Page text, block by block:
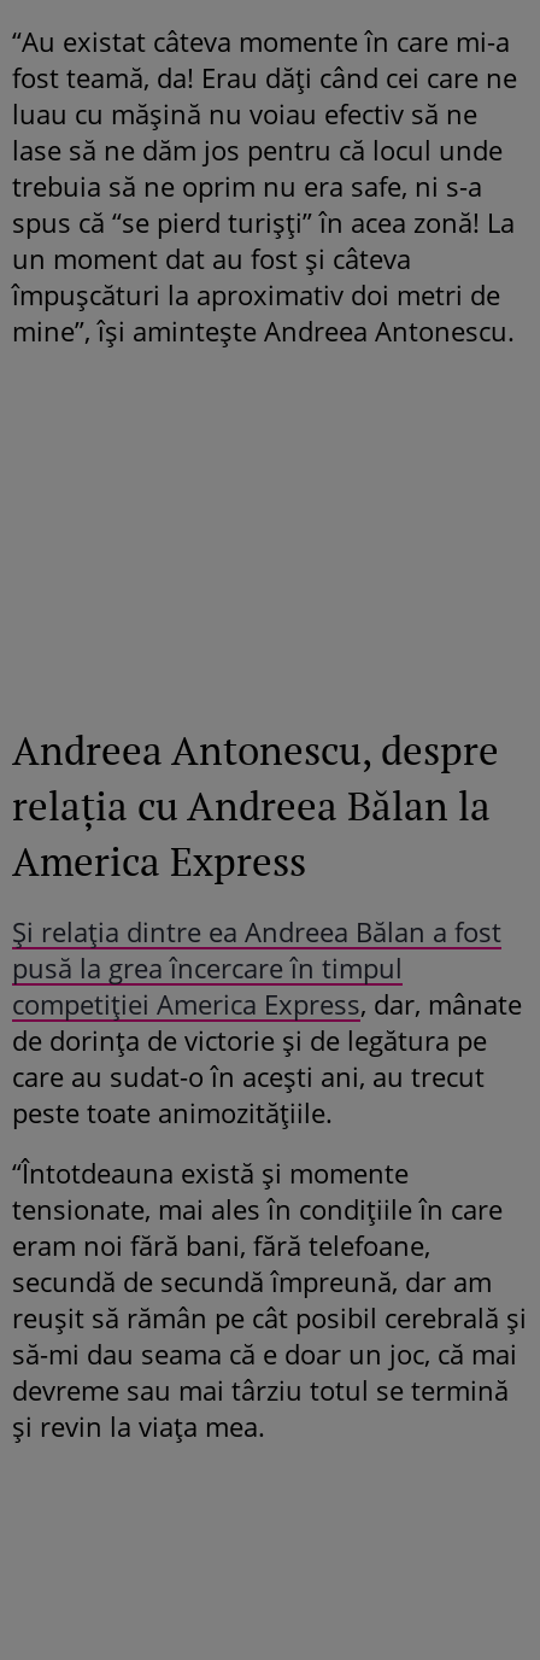
“Au existat câteva momente în care mi-a
fost teamă, da! Erau dăți când cei care ne
luau cu mășină nu voiau efectiv să ne
lase să ne dăm jos pentru că locul unde
trebuia să ne oprim nu era safe, ni s-a
spus că “se pierd turișți” în acea zonă! La
un moment dat au fost și câteva
împușcături la aproximativ doi metri de
mine”, își amintește Andreea Antonescu.
Andreea Antonescu, despre
relația cu Andreea Bălan la
America Express
Și relația dintre ea Andreea Bălan a fost
pusă la grea încercare în timpul
competiției America Express, dar, mânate
de dorința de victorie și de legătura pe
care au sudat-o în acești ani, au trecut
peste toate animozitățiile.
“Întotdeauna există și momente
tensionate, mai ales în condițiile în care
eram noi fără bani, fără telefoane,
secundă de secundă împreună, dar am
reușit să rămân pe cât posibil cerebrală și
să-mi dau seama că e doar un joc, că mai
devreme sau mai târziu totul se termină
și revin la viața mea.